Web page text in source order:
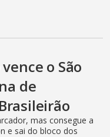
o São
de
mas consegue a
e sai do bloco dos